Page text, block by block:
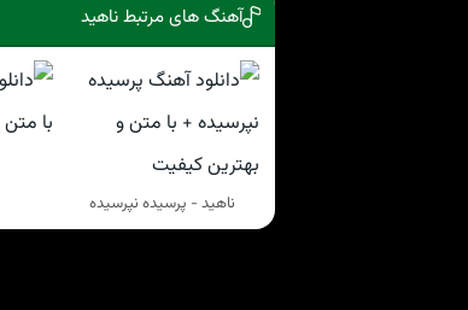
آهنگ های مرتبط ناهيد
ناهيد - پرسیده نپرسیده